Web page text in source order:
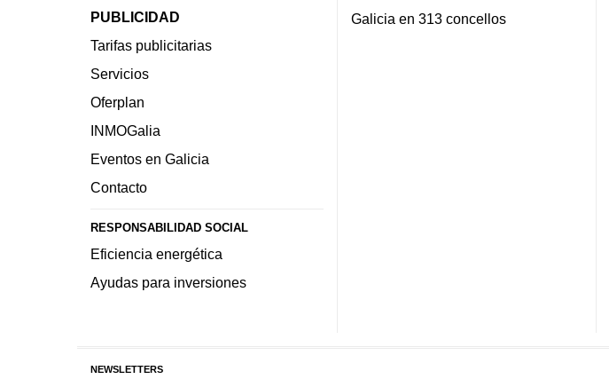
PUBLICIDAD
Tarifas publicitarias
Servicios
Oferplan
INMOGalia
Eventos en Galicia
Contacto
RESPONSABILIDAD SOCIAL
Eficiencia energética
Ayudas para inversiones
Galicia en 313 concellos
NEWSLETTERS